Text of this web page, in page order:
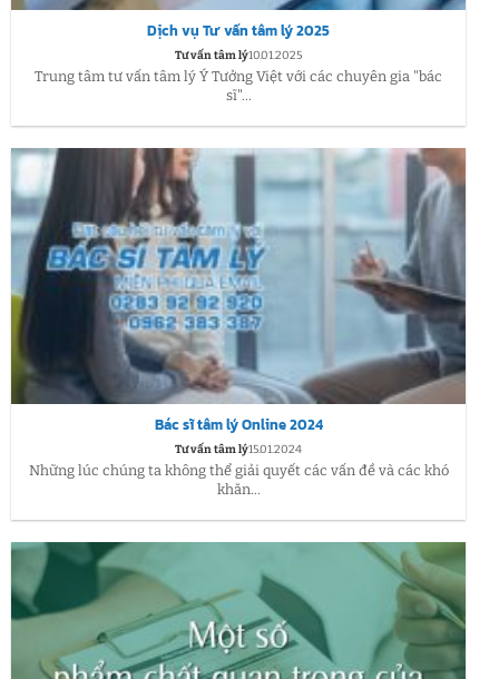
Dịch vụ Tư vấn tâm lý 2025
Tư vấn tâm lý10.01.2025
Trung tâm tư vấn tâm lý Ý Tưởng Việt với các chuyên gia "bác
sĩ"...
Bác sĩ tâm lý Online 2024
Tư vấn tâm lý15.01.2024
Những lúc chúng ta không thể giải quyết các vấn đề và các khó
khăn...